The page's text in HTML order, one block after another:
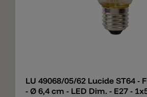
LU 49068/05/62 Lucide ST64 -
- Ø 6,4 cm - LED Dim. - E27 -